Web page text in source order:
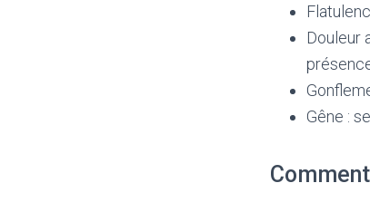
Douleur
Gêne :